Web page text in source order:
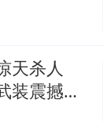
天杀人
装震撼全